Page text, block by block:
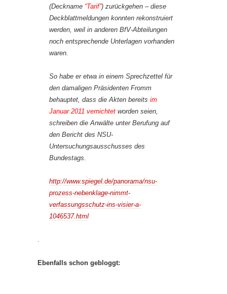
(Deckname “Tarif”) zurückgehen – diese
Deckblattmeldungen konnten rekonstruiert
werden, weil in anderen BfV-Abteilungen
noch entsprechende Unterlagen vorhanden
waren.
So habe er etwa in einem Sprechzettel für
den damaligen Präsidenten Fromm
behauptet, dass die Akten bereits im
Januar 2011 vernichtet worden seien,
schreiben die Anwälte unter Berufung auf
den Bericht des NSU-
Untersuchungsausschusses des
Bundestags.
http://www.spiegel.de/panorama/nsu-
prozess-nebenklage-nimmt-
verfassungsschutz-ins-visier-a-
1046537.html
Ebenfalls schon gebloggt: